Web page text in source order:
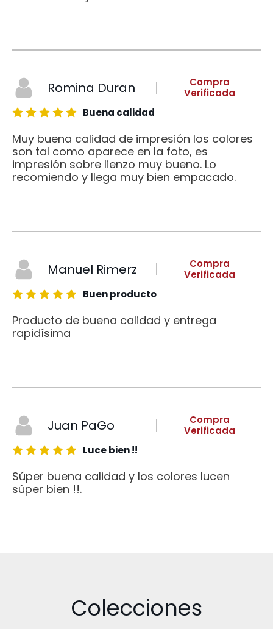
Romina Duran
Compra
Verificada
Buena calidad
Muy buena calidad de impresión los colores
son tal como aparece en la foto, es
impresión sobre lienzo muy bueno. Lo
recomiendo y llega muy bien empacado.
Manuel Rimerz
Compra
Verificada
Buen producto
Producto de buena calidad y entrega
rapidísima
Juan PaGo
Compra
Verificada
Luce bien !!
Súper buena calidad y los colores lucen
súper bien !!.
Colecciones